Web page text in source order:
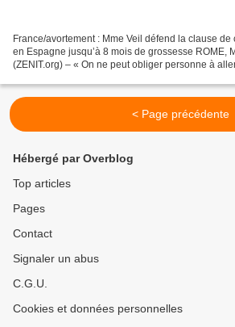
France/avortement : Mme Veil défend la clause
en Espagne jusqu’à 8 mois de grossesse ROME,
(ZENIT.org) – « On ne peut obliger personne à
< Page précédente
Hébergé par Overblog
Top articles
Pages
Contact
Signaler un abus
C.G.U.
Cookies et données personnelles